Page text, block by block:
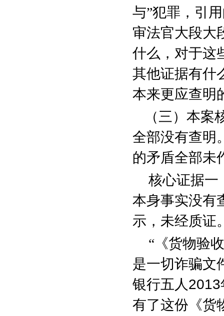
与”犯罪，引
审法官大段大
什么，对于这
其他证据有什
本来更应查明
（三）本
全部没有查明
的矛盾全部未
核心证据一
本身事实没有
示，未经质证
“《货物验
是一切诈骗文
银行五人 2013
有了这份《货